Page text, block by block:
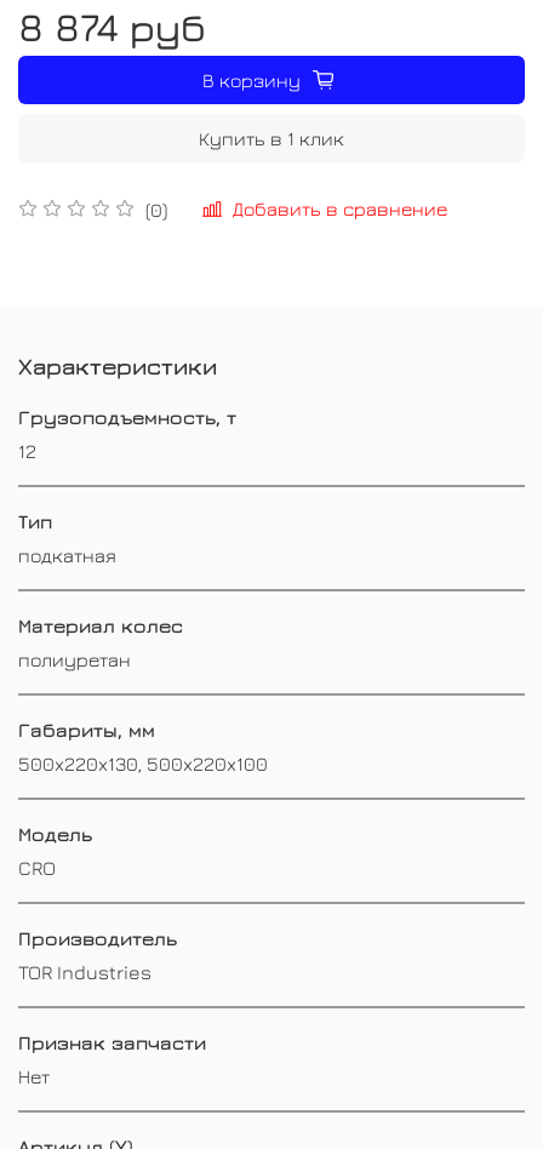
(0) Добавить в сравнение
8 874 руб
В корзину
Купить в 1 клик
Характеристики
Грузоподъемность, т
12
Тип
подкатная
Материал колес
полиуретан
Габариты, мм
500x220x130, 500x220x100
Модель
CRO
Производитель
TOR Industries
Признак запчасти
Нет